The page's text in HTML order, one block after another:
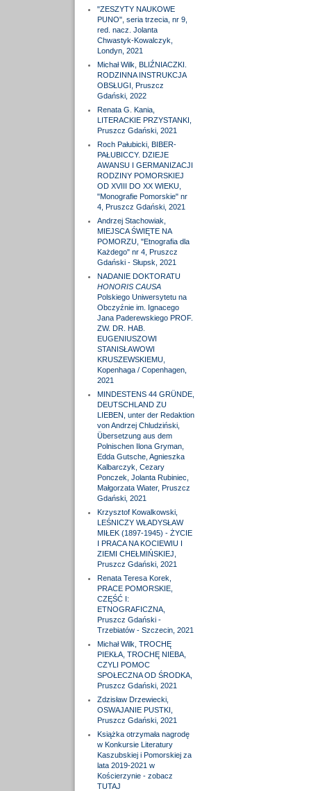
"ZESZYTY NAUKOWE
PUNO", seria trzecia, nr 9,
red. nacz. Jolanta
Chwastyk-Kowalczyk,
Londyn, 2021
Michał Wilk, BLIŹNIACZKI.
RODZINNA INSTRUKCJA
OBSŁUGI, Pruszcz
Gdański, 2022
Renata G. Kania,
LITERACKIE PRZYSTANKI,
Pruszcz Gdański, 2021
Roch Pałubicki, BIBER-
PAŁUBICCY. DZIEJE
AWANSU I GERMANIZACJI
RODZINY POMORSKIEJ
OD XVIII DO XX WIEKU,
"Monografie Pomorskie" nr
4, Pruszcz Gdański, 2021
Andrzej Stachowiak,
MIEJSCA ŚWIĘTE NA
POMORZU, "Etnografia dla
Każdego" nr 4, Pruszcz
Gdański - Słupsk, 2021
NADANIE DOKTORATU
HONORIS CAUSA
Polskiego Uniwersytetu na
Obczyźnie im. Ignacego
Jana Paderewskiego PROF.
ZW. DR. HAB.
EUGENIUSZOWI
STANISŁAWOWI
KRUSZEWSKIEMU,
Kopenhaga / Copenhagen,
2021
MINDESTENS 44 GRÜNDE,
DEUTSCHLAND ZU
LIEBEN, unter der Redaktion
von Andrzej Chludziński,
Übersetzung aus dem
Polnischen Ilona Gryman,
Edda Gutsche, Agnieszka
Kalbarczyk, Cezary
Ponczek, Jolanta Rubiniec,
Małgorzata Wiater, Pruszcz
Gdański, 2021
Krzysztof Kowalkowski,
LEŚNICZY WŁADYSŁAW
MIŁEK (1897-1945) - ŻYCIE
I PRACA NA KOCIEWIU I
ZIEMI CHEŁMIŃSKIEJ,
Pruszcz Gdański, 2021
Renata Teresa Korek,
PRACE POMORSKIE,
CZĘŚĆ I:
ETNOGRAFICZNA,
Pruszcz Gdański -
Trzebiatów - Szczecin, 2021
Michał Wilk, TROCHĘ
PIEKŁA, TROCHĘ NIEBA,
CZYLI POMOC
SPOŁECZNA OD ŚRODKA,
Pruszcz Gdański, 2021
Zdzisław Drzewiecki,
OSWAJANIE PUSTKI,
Pruszcz Gdański, 2021
Książka otrzymała nagrodę
w Konkursie Literatury
Kaszubskiej i Pomorskiej za
lata 2019-2021 w
Kościerzynie - zobacz
TUTAJ